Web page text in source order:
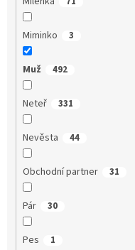
Miminko 3
Muž 492
Neteř 331
Nevěsta 44
Obchodní partner 31
Pár 30
Pes 1